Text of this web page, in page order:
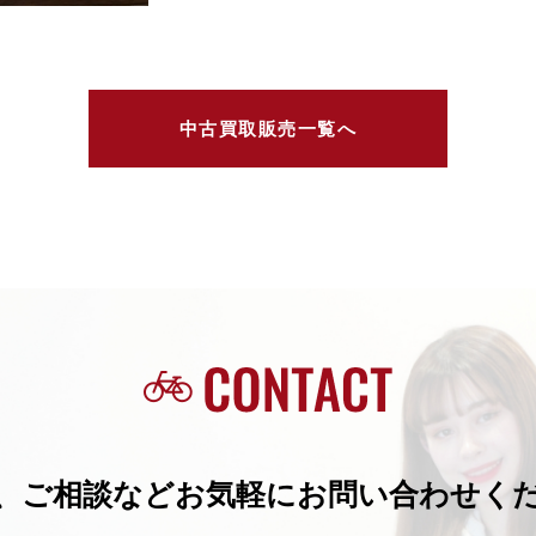
中古買取販売一覧へ
ご相談などお気軽にお問い合わせく